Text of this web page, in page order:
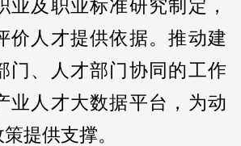
业及职业标准研究制定，
价人才提供依据。推动建
门、人才部门协同的工作
业人才大数据平台，为动
提供支撑。